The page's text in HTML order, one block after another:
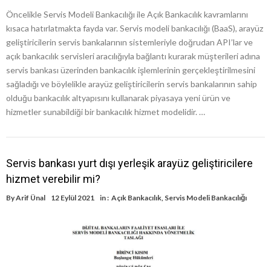
Öncelikle Servis Modeli Bankacılığı ile Açık Bankacılık kavramlarını
kısaca hatırlatmakta fayda var. Servis modeli bankacılığı (BaaS), arayüz
geliştiricilerin servis bankalarının sistemleriyle doğrudan API’lar ve
açık bankacılık servisleri aracılığıyla bağlantı kurarak müşterileri adına
servis bankası üzerinden bankacılık işlemlerinin gerçekleştirilmesini
sağladığı ve böylelikle arayüz geliştiricilerin servis bankalarının sahip
olduğu bankacılık altyapısını kullanarak piyasaya yeni ürün ve
hizmetler sunabildiği bir bankacılık hizmet modelidir. …
Servis bankası yurt dışı yerleşik arayüz geliştiricilere
hizmet verebilir mi?
ByArif Ünal 12 Eylül 2021 in : Açık Bankacılık, Servis Modeli Bankacılığı